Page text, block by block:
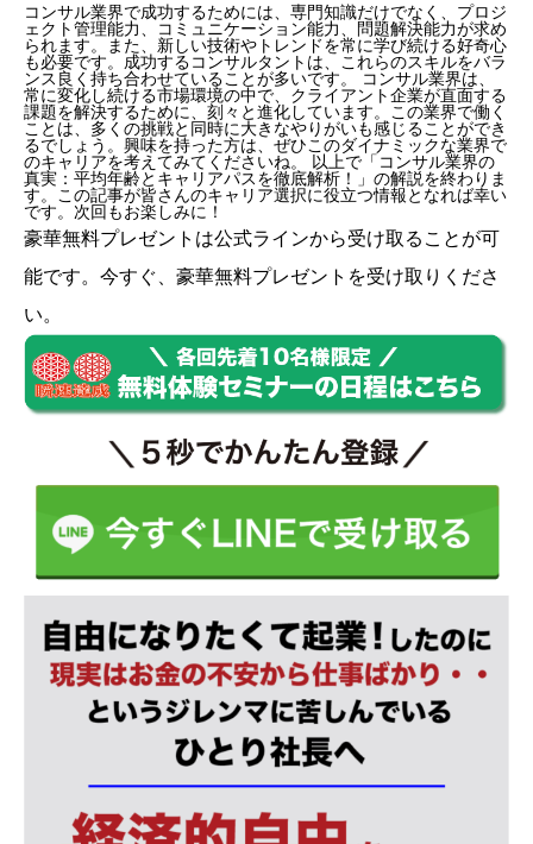
コンサル業界で成功するためには、専門知識だけでなく、プロジ
ェクト管理能力、コミュニケーション能力、問題解決能力が求め
られます。また、新しい技術やトレンドを常に学び続ける好奇心
も必要です。成功するコンサルタントは、これらのスキルをバラ
ンス良く持ち合わせていることが多いです。 コンサル業界は、
常に変化し続ける市場環境の中で、クライアント企業が直面する
課題を解決するために、刻々と進化しています。この業界で働く
ことは、多くの挑戦と同時に大きなやりがいも感じることができ
るでしょう。興味を持った方は、ぜひこのダイナミックな業界で
のキャリアを考えてみてくださいね。 以上で「コンサル業界の
真実：平均年齢とキャリアパスを徹底解析！」の解説を終わりま
す。この記事が皆さんのキャリア選択に役立つ情報となれば幸い
です。次回もお楽しみに！
豪華無料プレゼントは公式ラインから受け取ることが可
能です。今すぐ、豪華無料プレゼントを受け取りくださ
い。